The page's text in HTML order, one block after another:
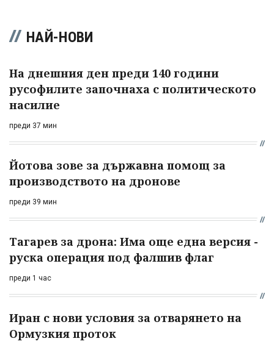
НАЙ-НОВИ
На днешния ден преди 140 години
русофилите започнаха с политическото
насилие
преди 37 мин
Йотова зове за държавна помощ за
производството на дронове
преди 39 мин
Тагарев за дрона: Има още една версия -
руска операция под фалшив флаг
преди 1 час
Иран с нови условия за отварянето на
Ормузкия проток